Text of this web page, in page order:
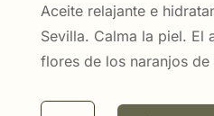
Aceite relajante e
Sevilla. Calma la piel. El
flores de los naranjos